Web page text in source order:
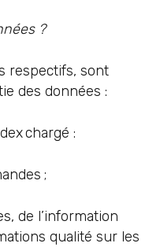
?
respectifs, sont
des données :
chargé :
;
de l’information
qualité sur les